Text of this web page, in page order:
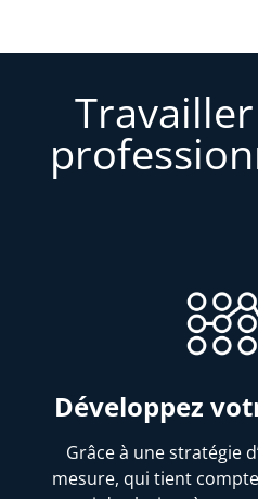
Développez
Grâce à une stratégie
mesure, qui tient